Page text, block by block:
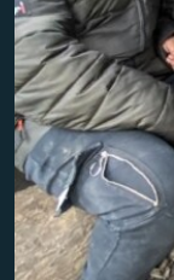
РАСПИСАНИЕ
ПОДПИШИТЕСЬ
СОЦИАЛЬНЫЕ СЕТИ
No